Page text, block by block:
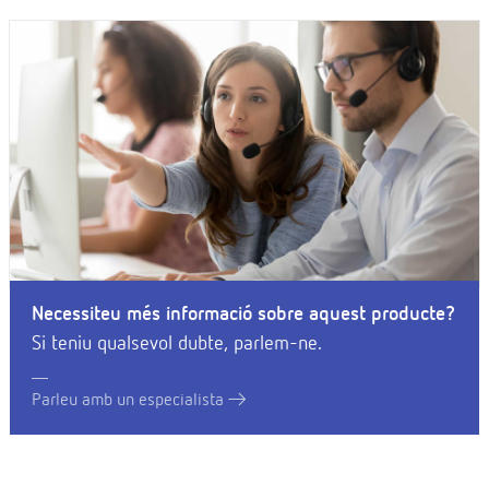
Necessiteu més informació sobre aquest producte?
Si teniu qualsevol dubte, parlem-ne.
Parleu amb un especialista